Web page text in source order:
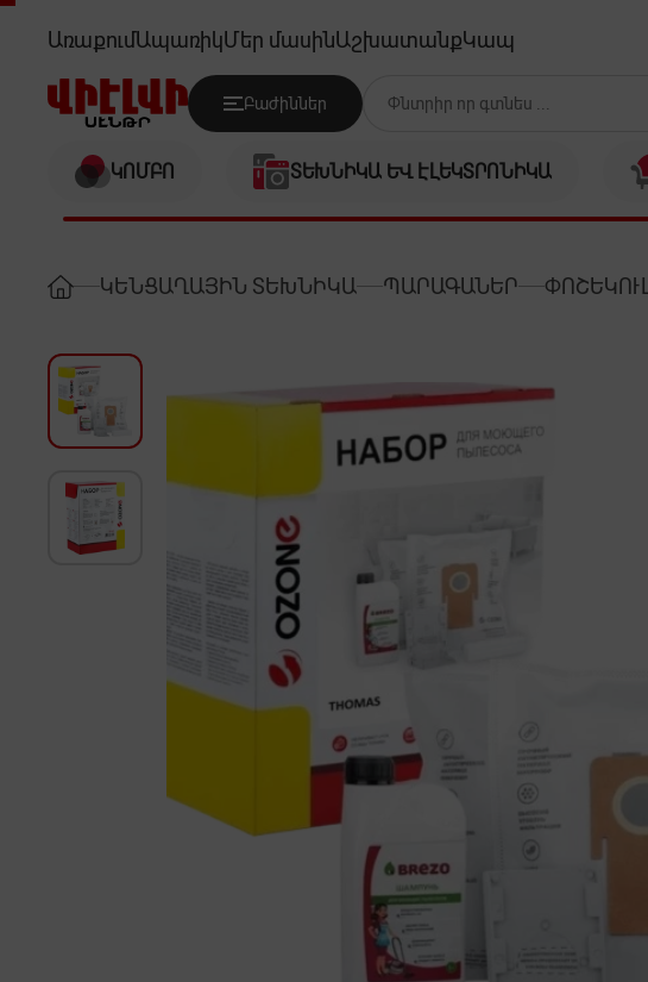
OZONE FTS09 THOMAS T SERIES
ԱռաքումԱպառիկՄեր մասինԱշխատանքԿապ
Բաժիններ
ԿՈՄԲՈ ՏԵԽՆԻԿԱ ԵՎ ԷԼԵԿՏՐՈՆԻԿԱ
ԿԵՆՑԱՂԱՅԻՆ ՏԵԽՆԻԿԱ ՊԱՐԱԳԱՆԵՐ